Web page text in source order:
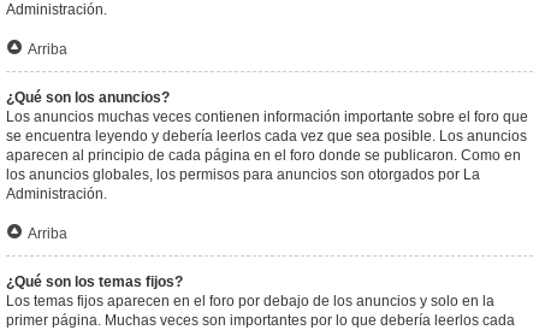
Administración.
Arriba
¿Qué son los anuncios?
Los anuncios muchas veces contienen información importante sobre el foro que
se encuentra leyendo y debería leerlos cada vez que sea posible. Los anuncios
aparecen al principio de cada página en el foro donde se publicaron. Como en
los anuncios globales, los permisos para anuncios son otorgados por La
Administración.
Arriba
¿Qué son los temas fijos?
Los temas fijos aparecen en el foro por debajo de los anuncios y solo en la
primer página. Muchas veces son importantes por lo que debería leerlos cada